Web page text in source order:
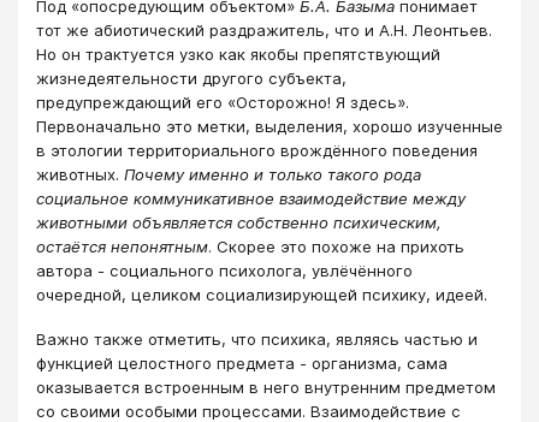
Под «опосредующим объектом» Б.А. Базыма понимает
тот же абиотический раздражитель, что и А.Н. Леонтьев.
Но он трактуется узко как якобы препятствующий
жизнедеятельности другого субъекта,
предупреждающий его «Осторожно! Я здесь».
Первоначально это метки, выделения, хорошо изученные
в этологии территориального врождённого поведения
животных. Почему именно и только такого рода
социальное коммуникативное взаимодействие между
животными объявляется собственно психическим,
остаётся непонятным. Скорее это похоже на прихоть
автора - социального психолога, увлёчённого
очередной, целиком социализирующей психику, идеей.
Важно также отметить, что психика, являясь частью и
функцией целостного предмета - организма, сама
оказывается встроенным в него внутренним предметом
со своими особыми процессами. Взаимодействие с